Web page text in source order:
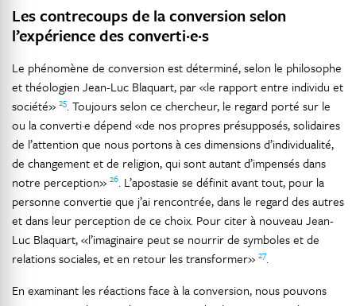
Les contrecoups de la conversion selon
l’expérience des converti·e·s
Le phénomène de conversion est déterminé, selon le philosophe
et théologien Jean-Luc Blaquart, par «le rapport entre individu et
société» 25. Toujours selon ce chercheur, le regard porté sur le
ou la converti·e dépend «de nos propres présupposés, solidaires
de l’attention que nous portons à ces dimensions d’individualité,
de changement et de religion, qui sont autant d’impensés dans
notre perception» 26. L’apostasie se définit avant tout, pour la
personne convertie que j’ai rencontrée, dans le regard des autres
et dans leur perception de ce choix. Pour citer à nouveau Jean-
Luc Blaquart, «l’imaginaire peut se nourrir de symboles et de
relations sociales, et en retour les transformer» 27.
En examinant les réactions face à la conversion, nous pouvons